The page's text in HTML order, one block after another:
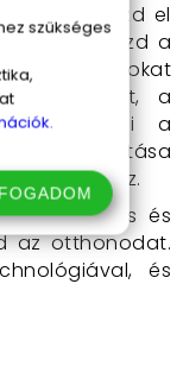
Helyezd el
és élvezd a
módokat
szerint, a
emeli a
beállítása
ébredsz.
stílusos és
az otthonodat.
és
szükséges